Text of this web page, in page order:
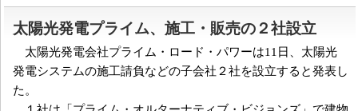
太陽光発電プライム、施工・販売の２社設立
太陽光発電会社プライム・ロード・パワーは11日、太陽光
発電システムの施工請負などの子会社２社を設立すると発表し
た。